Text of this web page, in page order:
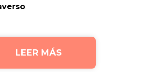
.
LEER MÁS